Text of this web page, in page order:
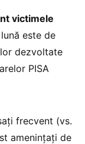
victimele
este de
dezvoltate
PISA
frecvent (vs.
amenințați de